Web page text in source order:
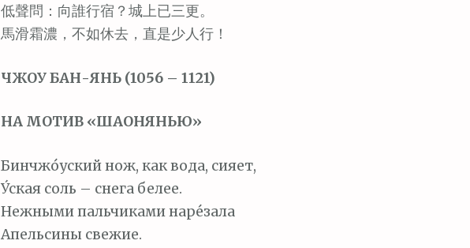
低聲問：向誰行宿？城上已三更。
馬滑霜濃，不如休去，直是少人行！
ЧЖОУ БАН-ЯНЬ (1056 – 1121)
НА МОТИВ «ШАОНЯНЬЮ»
Бинчжо́уский нож, как вода, сияет,
У́ская соль – снега белее.
Нежными пальчиками наре́зала
Апельсины свежие.